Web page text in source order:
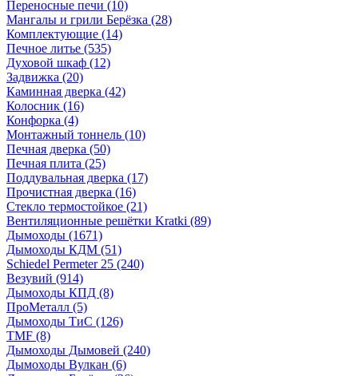
Переносные печи (10)
Мангалы и грили Берёзка (28)
Комплектующие (14)
Печное литье (535)
Духовой шкаф (12)
Задвижка (20)
Каминная дверка (42)
Колосник (16)
Конфорка (4)
Монтажный тоннель (10)
Печная дверка (50)
Печная плита (25)
Поддувальная дверка (17)
Прочистная дверка (16)
Стекло термостойкое (21)
Вентиляционные решётки Kratki (89)
Дымоходы (1671)
Дымоходы КДМ (51)
Schiedel Permeter 25 (240)
Везувий (914)
Дымоходы КПД (8)
ПроМеталл (5)
Дымоходы ТиС (126)
TMF (8)
Дымоходы Дымовей (240)
Дымоходы Вулкан (6)